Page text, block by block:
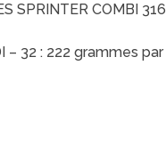
SPRINTER COMBI 316
– 32 : 222 grammes par